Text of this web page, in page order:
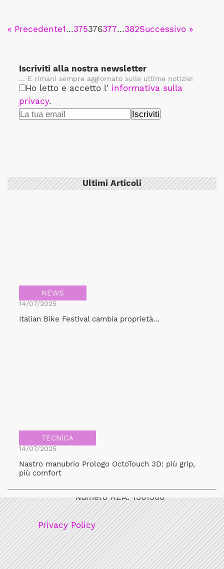
« Precedente1…375376377…382Successivo »
Iscriviti alla nostra newsletter
... E rimani sempre aggiornato sulle ultime notizie!
Ho letto e accetto l' informativa sulla
privacy.
Ultimi Articoli
NEWS
14/07/2025
Italian Bike Festival cambia proprietà…
TECNICA
14/07/2025
Nastro manubrio Prologo OctoTouch 3D: più grip,
più comfort
Bicicult srl
Numero REA: 1361360
Privacy Policy